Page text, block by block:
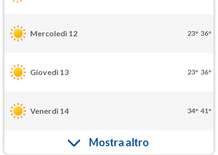
Mercoledì 12 23° 36°
Giovedì 13 23° 36°
Venerdì 14 34° 41°
Mostra altro